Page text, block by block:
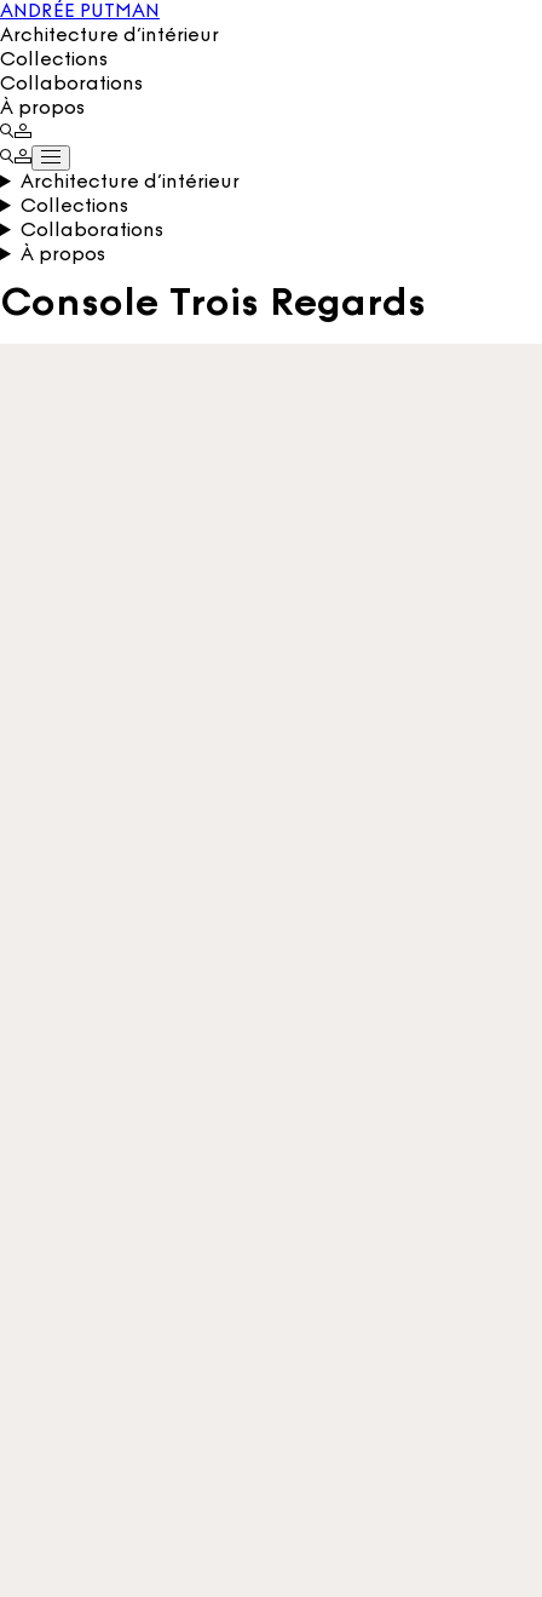
ANDRÉE PUTMAN
Architecture d’intérieur
Collections
Collaborations
À propos
Architecture d’intérieur
Collections
Collaborations
À propos
Console Trois Regards